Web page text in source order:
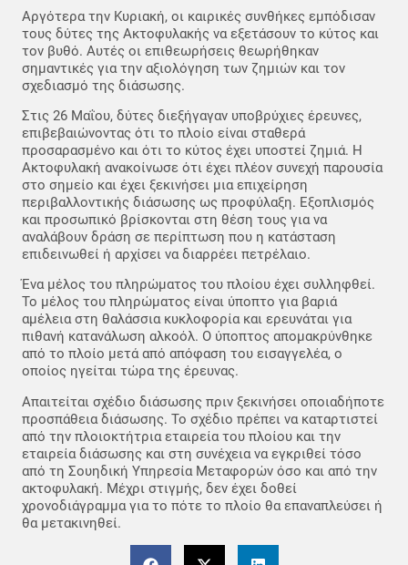
Αργότερα την Κυριακή, οι καιρικές συνθήκες εμπόδισαν
τους δύτες της Ακτοφυλακής να εξετάσουν το κύτος και
τον βυθό. Αυτές οι επιθεωρήσεις θεωρήθηκαν
σημαντικές για την αξιολόγηση των ζημιών και τον
σχεδιασμό της διάσωσης.
Στις 26 Μαΐου, δύτες διεξήγαγαν υποβρύχιες έρευνες,
επιβεβαιώνοντας ότι το πλοίο είναι σταθερά
προσαρασμένο και ότι το κύτος έχει υποστεί ζημιά. Η
Ακτοφυλακή ανακοίνωσε ότι έχει πλέον συνεχή παρουσία
στο σημείο και έχει ξεκινήσει μια επιχείρηση
περιβαλλοντικής διάσωσης ως προφύλαξη. Εξοπλισμός
και προσωπικό βρίσκονται στη θέση τους για να
αναλάβουν δράση σε περίπτωση που η κατάσταση
επιδεινωθεί ή αρχίσει να διαρρέει πετρέλαιο.
Ένα μέλος του πληρώματος του πλοίου έχει συλληφθεί.
Το μέλος του πληρώματος είναι ύποπτο για βαριά
αμέλεια στη θαλάσσια κυκλοφορία και ερευνάται για
πιθανή κατανάλωση αλκοόλ. Ο ύποπτος απομακρύνθηκε
από το πλοίο μετά από απόφαση του εισαγγελέα, ο
οποίος ηγείται τώρα της έρευνας.
Απαιτείται σχέδιο διάσωσης πριν ξεκινήσει οποιαδήποτε
προσπάθεια διάσωσης. Το σχέδιο πρέπει να καταρτιστεί
από την πλοιοκτήτρια εταιρεία του πλοίου και την
εταιρεία διάσωσης και στη συνέχεια να εγκριθεί τόσο
από τη Σουηδική Υπηρεσία Μεταφορών όσο και από την
ακτοφυλακή. Μέχρι στιγμής, δεν έχει δοθεί
χρονοδιάγραμμα για το πότε το πλοίο θα επαναπλεύσει ή
θα μετακινηθεί.